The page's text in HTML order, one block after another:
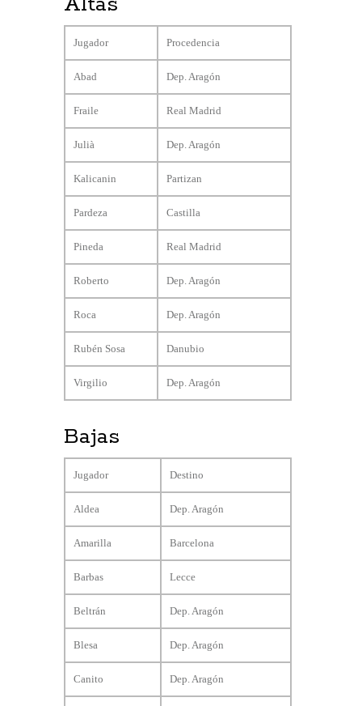
Jugador Procedencia
Abad Dep. Aragón
Fraile Real Madrid
Julià Dep. Aragón
Kalicanin Partizan
Pardeza Castilla
Pineda Real Madrid
Roberto Dep. Aragón
Roca Dep. Aragón
Rubén Sosa Danubio
Virgilio Dep. Aragón
Bajas
Jugador Destino
Aldea Dep. Aragón
Amarilla Barcelona
Barbas Lecce
Beltrán Dep. Aragón
Blesa Dep. Aragón
Canito Dep. Aragón